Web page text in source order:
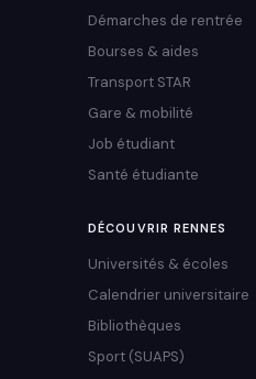
Démarches de rentrée
Bourses & aides
Transport STAR
Gare & mobilité
Job étudiant
Santé étudiante
DÉCOUVRIR RENNES
Universités & écoles
Calendrier universitaire
Bibliothèques
Sport (SUAPS)